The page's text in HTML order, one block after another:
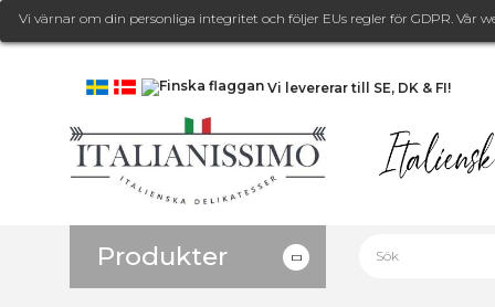
Vi levererar till SE, DK & FI!
Produkter
Vi värnar om din personliga integritet och följer EUs regler för GDPR. Vår